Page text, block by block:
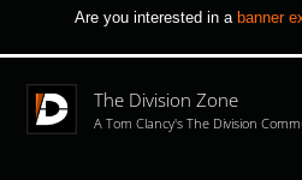
Are you interested in a banner
The Division Zone
A Tom Clancy's The Division